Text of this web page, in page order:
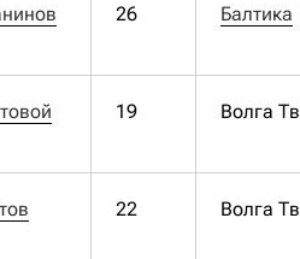
26 Балтика
19 Волга
22 Волга